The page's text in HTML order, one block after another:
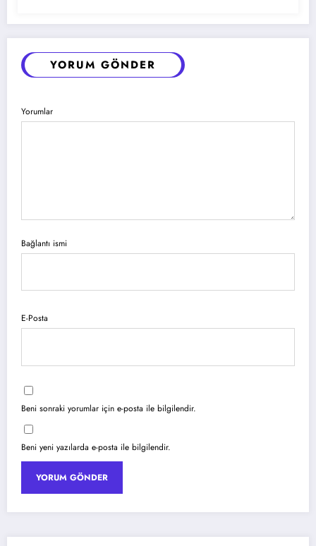
YORUM GÖNDER
Yorumlar
Bağlantı ismi
E-Posta
Beni sonraki yorumlar için e-posta ile bilgilendir.
Beni yeni yazılarda e-posta ile bilgilendir.